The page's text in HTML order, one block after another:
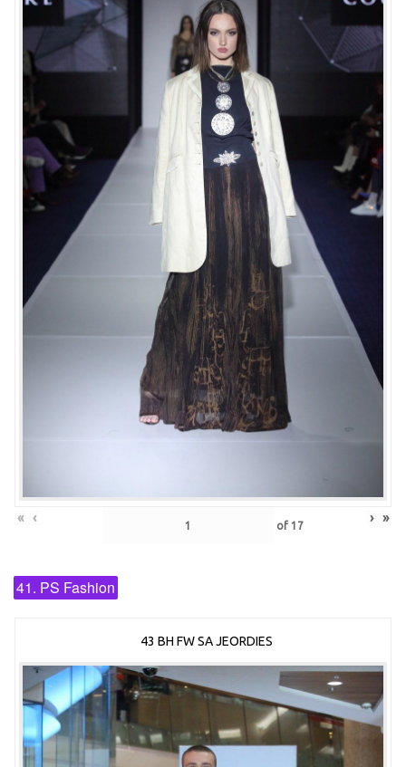
« ‹ of 17 › »
41. PS Fashion
43 BH FW SA JEORDIES